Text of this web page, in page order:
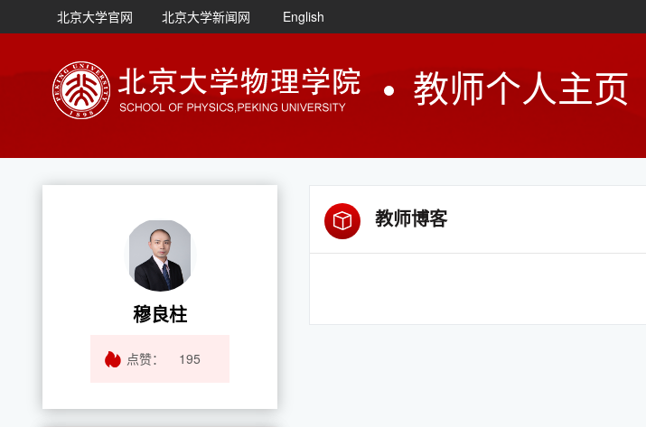
北京大学官网 北京大学新闻网 English
教师个人主页
穆良柱
点赞： 195
教师博客